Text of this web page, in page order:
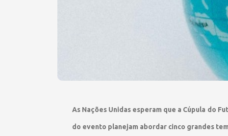
As Nações Unidas esperam que a Cúpula do
do evento planejam abordar cinco grandes